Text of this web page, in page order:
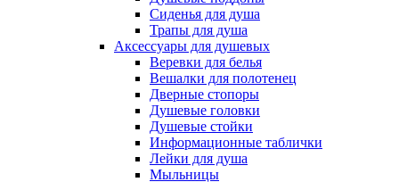
Сиденья для душа
Трапы для душа
Аксессуары для душевых
Веревки для белья
Вешалки для полотенец
Дверные стопоры
Душевые головки
Душевые стойки
Информационные таблички
Лейки для душа
Мыльницы